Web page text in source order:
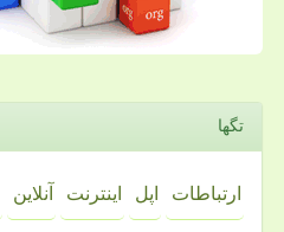
تگها
ارتباطات اپل اینترنت آنلاین